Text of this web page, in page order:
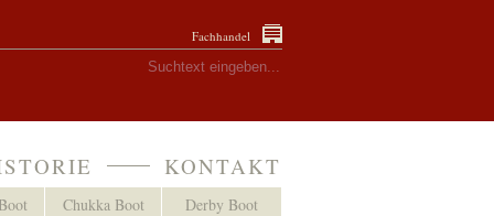
Fachhandel
Chukka Boot Derby Boot
KONTAKT